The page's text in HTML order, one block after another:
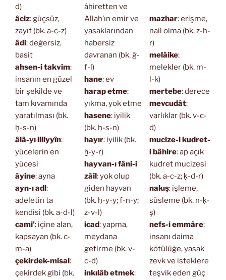
d)
âciz: güçsüz,
zayıf (bk. a-c-z)
âdi: değersiz,
basit
ahsen-i takvim:
insanın en güzel
bir şekilde ve
tam kıvamında
yaratılması (bk.
ḥ-s-n)
âlâ-yı illiyyîn:
yücelerin en
yücesi
âyine: ayna
ayn-ı adl:
adeletin ta
kendisi (bk. a-d-l)
cami’: içine alan,
kapsayan (bk. c-
m-a)
çekirdek-misal:
çekirdek gibi (bk.
âhiretten ve
Allah’ın emir ve
yasaklarından
habersiz
davranan (bk. ğ-
f-l)
hane: ev
harap etme:
yıkma, yok etme
hasene: iyilik
(bk. ḥ-s-n)
hayır: iyilik (bk.
ḫ-y-r)
hayvan-ı fâni-i
zâil: yok olup
giden hayvan
(bk. ḥ-y-y; f-n-y;
z-v-l)
icad: yapma,
meydana
getirme (bk. v-
c-d)
inkılâb etmek:
mazhar: erişme,
nail olma (bk. ẓ-h-
r)
melâike:
melekler (bk. m-
l-k)
mertebe: derece
mevcudât:
varlıklar (bk. v-c-
d)
mucize-i kudret-
i bâhire: ap açık
kudret mucizesi
(bk. a-c-z; ḳ-d-r)
nakış: işleme,
süsleme (bk. n-ḳ-
ş)
nefs-i emmâre:
insanı daima
kötülüğe, yasak
zevk ve isteklere
teşvik eden güç